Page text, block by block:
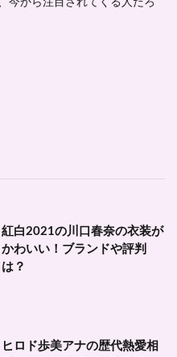
紅白2021の川口春奈の衣装が
かわいい！ブランドや評判
は？
ヒロド歩美アナの歴代熱愛相